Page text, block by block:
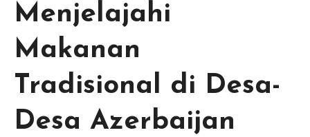
Menjelajahi
Makanan
Tradisional di Desa-
Desa Azerbaijan